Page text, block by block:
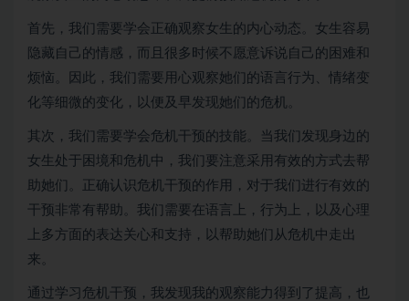
首先，我们需要学会正确观察女生的内心动态。女生容易
隐藏自己的情感，而且很多时候不愿意诉说自己的困难和
烦恼。因此，我们需要用心观察她们的语言行为、情绪变
化等细微的变化，以便及早发现她们的危机。
其次，我们需要学会危机干预的技能。当我们发现身边的
女生处于困境和危机中，我们要注意采用有效的方式去帮
助她们。正确认识危机干预的作用，对于我们进行有效的
干预非常有帮助。我们需要在语言上，行为上，以及心理
上多方面的表达关心和支持，以帮助她们从危机中走出
来。
通过学习危机干预，我发现我的观察能力得到了提高，也